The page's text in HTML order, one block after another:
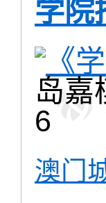
学院
岛嘉
6
澳门